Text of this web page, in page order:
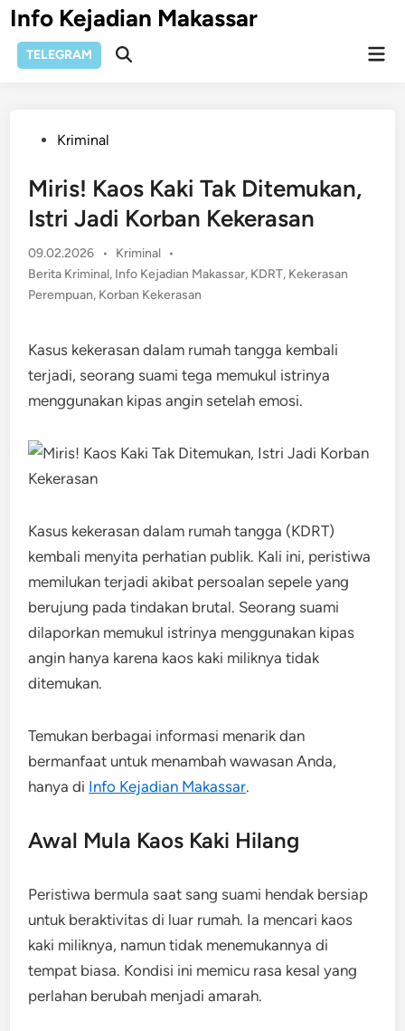
Skip
to
content
Info Kejadian Makassar
TELEGRAM
Open
PostedKriminal
Miris! Kaos Kaki Tak Ditemukan,
Istri Jadi Korban Kekerasan
09.02.2026 •
Posted
in
Kriminal •
Berita Kriminal, Info Kejadian Makassar, KDRT, Kekerasan
Perempuan, Korban Kekerasan
Kasus kekerasan dalam rumah tangga kembali
terjadi, seorang suami tega memukul istrinya
menggunakan kipas angin setelah emosi.
Kasus kekerasan dalam rumah tangga (KDRT)
kembali menyita perhatian publik. Kali ini, peristiwa
memilukan terjadi akibat persoalan sepele yang
berujung pada tindakan brutal. Seorang suami
dilaporkan memukul istrinya menggunakan kipas
angin hanya karena kaos kaki miliknya tidak
ditemukan.
Temukan berbagai informasi menarik dan
bermanfaat untuk menambah wawasan Anda,
hanya di Info Kejadian Makassar.
Awal Mula Kaos Kaki Hilang
Peristiwa bermula saat sang suami hendak bersiap
untuk beraktivitas di luar rumah. Ia mencari kaos
kaki miliknya, namun tidak menemukannya di
tempat biasa. Kondisi ini memicu rasa kesal yang
perlahan berubah menjadi amarah.